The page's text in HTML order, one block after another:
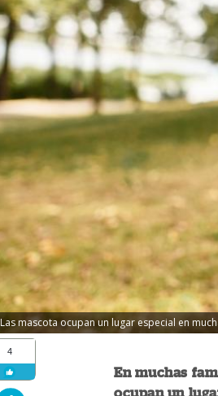
Las mascota ocupan un lugar especial en
4
En muchas
ocupan un